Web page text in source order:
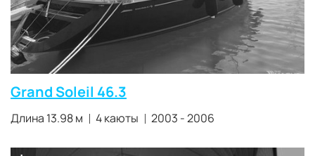
Grand Soleil 46.3
Длина 13.98 м 4 каюты 2003 - 2006